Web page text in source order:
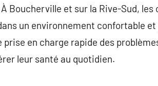
Boucherville et sur la Rive-Sud,
un environnement confortable
en charge rapide des
leur santé au quotidien.